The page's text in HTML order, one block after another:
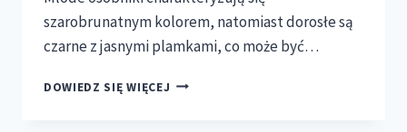
szarobrunatnym kolorem, natomiast dorosłe są
czarne z jasnymi plamkami, co może być…
DOWIEDZ SIĘ WIĘCEJ HODOWLA